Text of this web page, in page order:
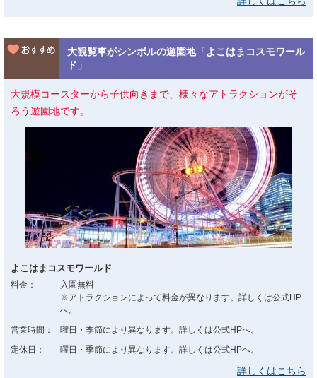
大観覧車がシンボルの遊園地「よこはまコスモワール
ド」
大規模コースターから子供向きまで、様々なアトラクションがそ
ろう遊園地です。
よこはまコスモワールド
料金：
入園無料
※アトラクションによって料金が異なります。詳しくは公式HP
へ。
営業時間：
曜日・季節により異なります。詳しくは公式HPへ。
定休日：
曜日・季節により異なります。詳しくは公式HPへ。
詳しくはこちら